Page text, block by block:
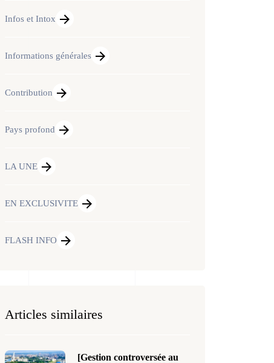
Infos et Intox
Informations générales
Contribution
Pays profond
LA UNE
EN EXCLUSIVITE
FLASH INFO
Articles similaires
[Gestion controversée au